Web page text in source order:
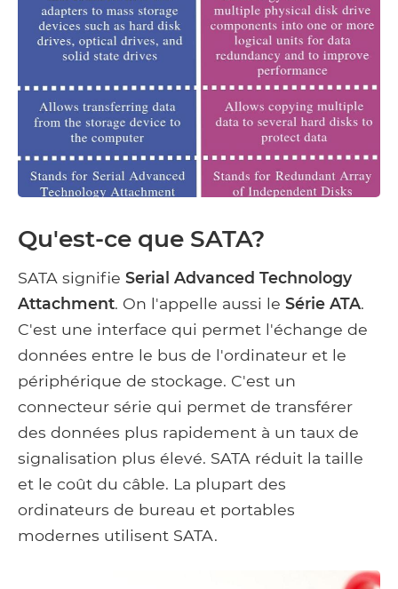
Qu'est-ce que SATA?
SATA signifie Serial Advanced Technology
Attachment. On l'appelle aussi le Série ATA.
C'est une interface qui permet l'échange de
données entre le bus de l'ordinateur et le
périphérique de stockage. C'est un
connecteur série qui permet de transférer
des données plus rapidement à un taux de
signalisation plus élevé. SATA réduit la taille
et le coût du câble. La plupart des
ordinateurs de bureau et portables
modernes utilisent SATA.